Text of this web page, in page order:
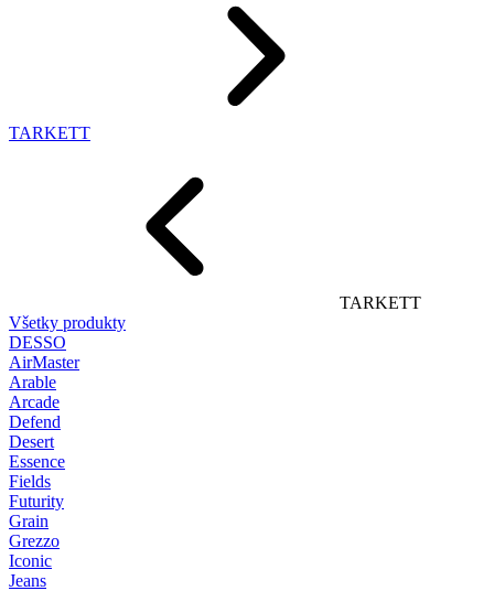
TARKETT
TARKETT
Všetky produkty
DESSO
AirMaster
Arable
Arcade
Defend
Desert
Essence
Fields
Futurity
Grain
Grezzo
Iconic
Jeans